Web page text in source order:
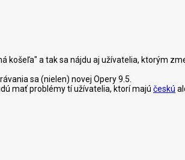
košeľa" a tak sa nájdu aj užívatelia, ktorým
sa (nielen) novej Opery 9.5.
mať problémy tí užívatelia, ktorí majú českú